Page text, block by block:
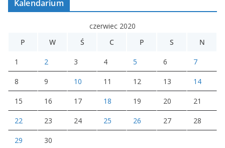
Kalendarium
czerwiec 2020
P
W Ś C P S N
1 2 3 4 5 6 7
8 9 10 11 12 13 14
15 16 17 18 19 20 21
22 23 24 25 26 27 28
29 30